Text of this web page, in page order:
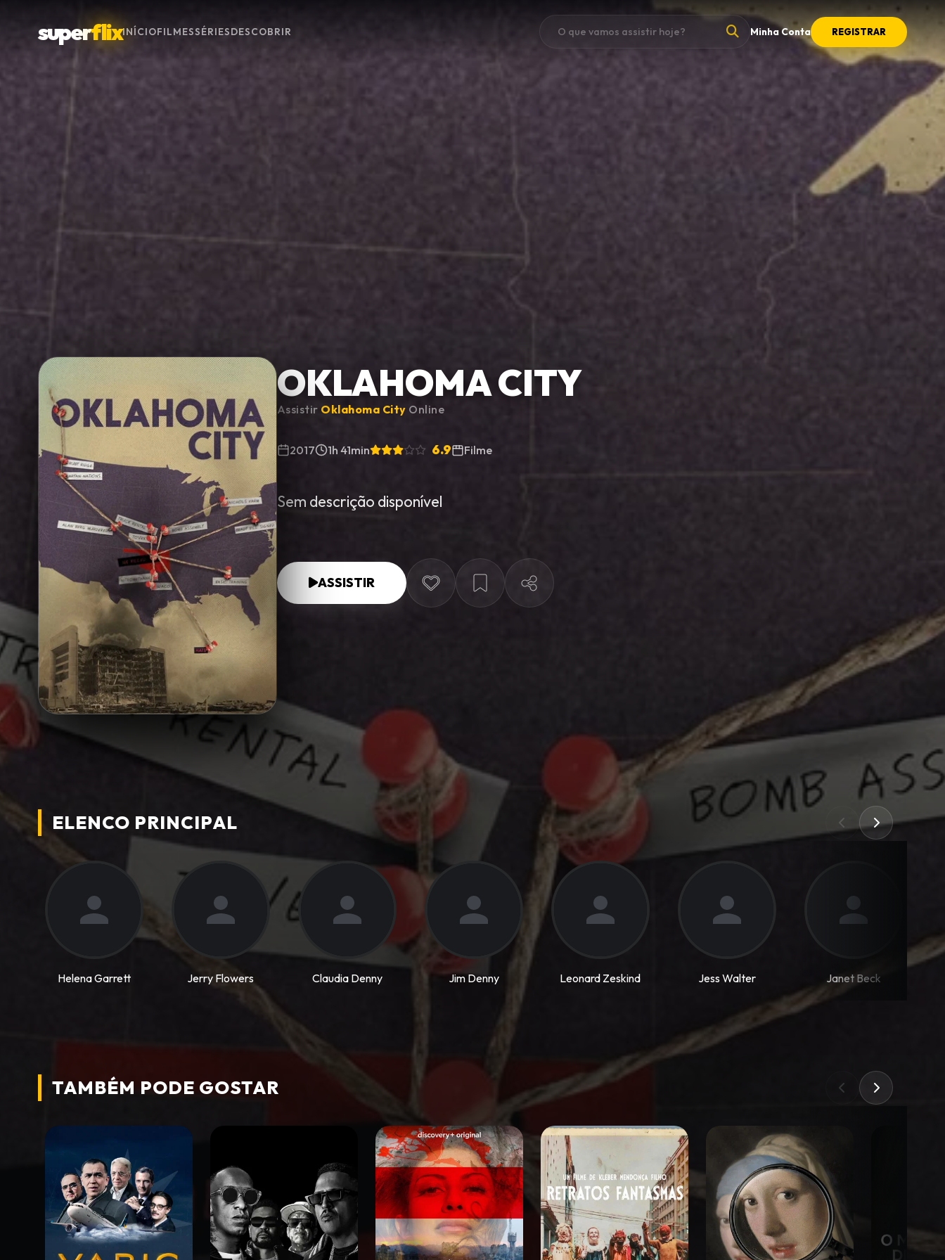
superflixINÍCIOFILMESSÉRIESDESCOBRIR Minha Conta REGISTRAR
Menu
Minha Lista
Pesquisar
OKLAHOMA CITY
Assistir Oklahoma City Online
2017 1h 41min 6.9 Filme
Sem descrição disponível
ASSISTIR
ELENCO PRINCIPAL
Helena Garrett Jerry Flowers Claudia Denny Jim Denny Leonard Zeskind Jess Walter Janet Beck
TAMBÉM PODE GOSTAR